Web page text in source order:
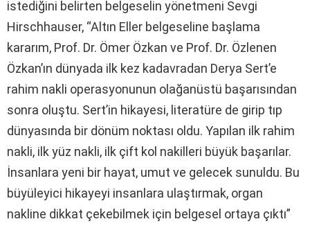
istediğini belirten belgeselin yönetmeni Sevgi
Hirschhauser, “Altın Eller belgeseline başlama
kararım, Prof. Dr. Ömer Özkan ve Prof. Dr. Özlenen
Özkan’ın dünyada ilk kez kadavradan Derya Sert’e
rahim nakli operasyonunun olağanüstü başarısından
sonra oluştu. Sert’in hikayesi, literatüre de girip tıp
dünyasında bir dönüm noktası oldu. Yapılan ilk rahim
nakli, ilk yüz nakli, ilk çift kol nakilleri büyük başarılar.
İnsanlara yeni bir hayat, umut ve gelecek sunuldu. Bu
büyüleyici hikayeyi insanlara ulaştırmak, organ
nakline dikkat çekebilmek için belgesel ortaya çıktı”